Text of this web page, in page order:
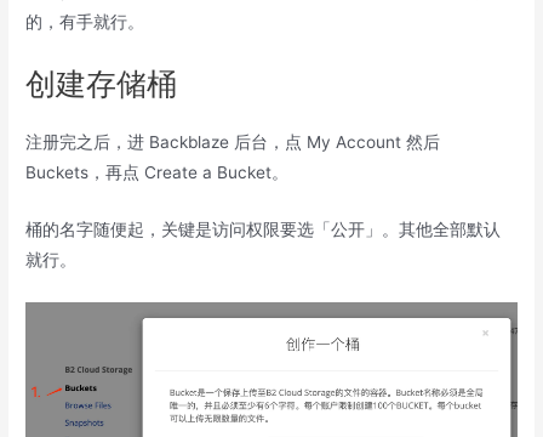
的，有手就行。
创建存储桶
注册完之后，进 Backblaze 后台，点 My Account 然后
Buckets，再点 Create a Bucket。
桶的名字随便起，关键是访问权限要选「公开」。其他全部默认
就行。